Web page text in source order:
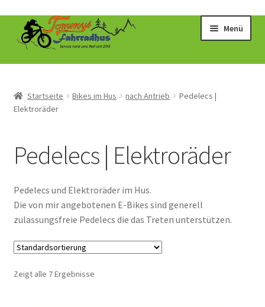
Zur
Navigation
springen
Zum
Inhalt
springen
Menü
Startseite Bikes im Hus nach Antrieb
Pedelecs |
Elektroräder
Pedelecs | Elektroräder
Pedelecs und Elektroräder im Hus.
Die von mir angebotenen E-Bikes sind generell
zulassungsfreie Pedelecs die das Treten unterstützen.
Zeigt alle 7 Ergebnisse